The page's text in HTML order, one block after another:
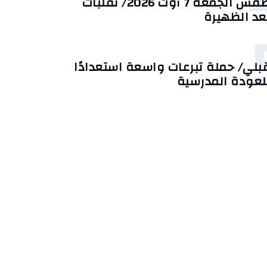
الظهيرة
حملة تبرعات واسعة استعدادًا
المدرسية